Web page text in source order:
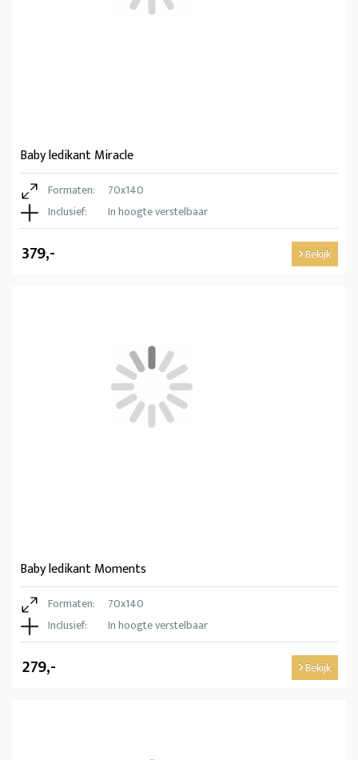
Baby ledikant Miracle
Formaten:
70x140
Inclusief:
In hoogte verstelbaar
379,- Bekijk
Baby ledikant Moments
Formaten:
70x140
Inclusief:
In hoogte verstelbaar
279,- Bekijk